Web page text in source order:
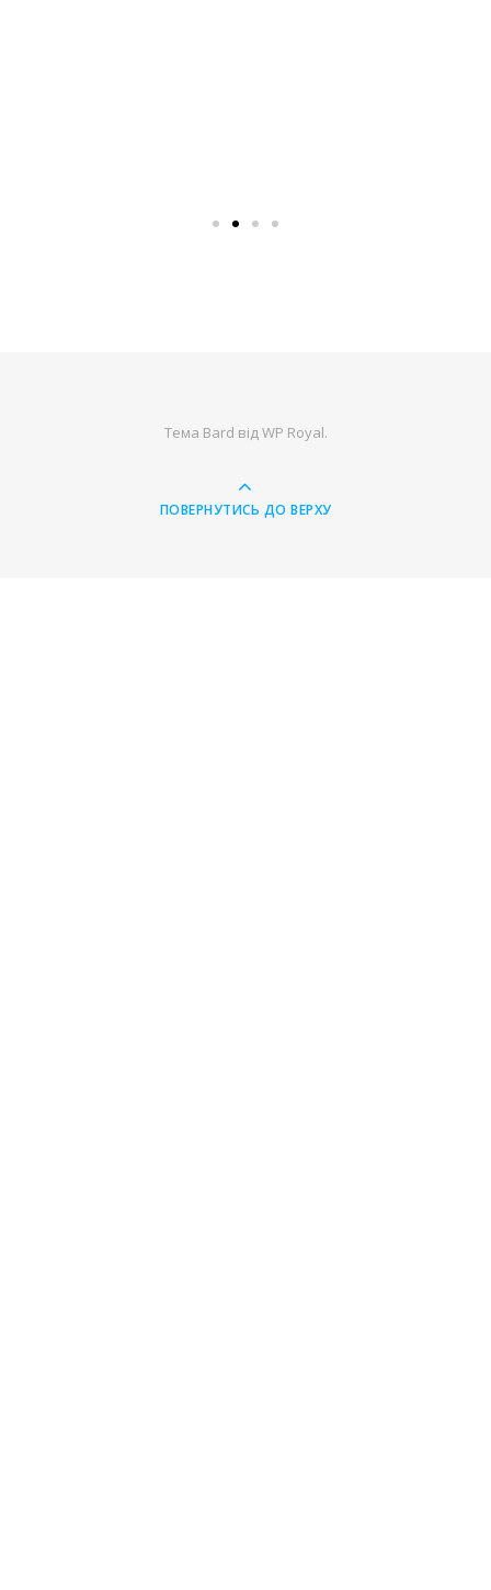
Тема Bard відWP Royal.
ПОВЕРНУТИСЬ ДО ВЕРХУ